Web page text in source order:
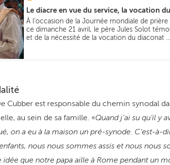
Le diacre en vue du service, la vocation
À l’occasion de la Journée mondiale de
ce dimanche 21 avril, le père Jules Solot
et de la nécessité de la vocation du diaconat ...
Cubber est responsable du chemin synodal
au sein de sa famille. «Quand j’ai su qu'il y
on a eu à la maison un pré-synode. C'est-à-
nous nous sommes assis et nous nous
que notre papa aille à Rome pendant un